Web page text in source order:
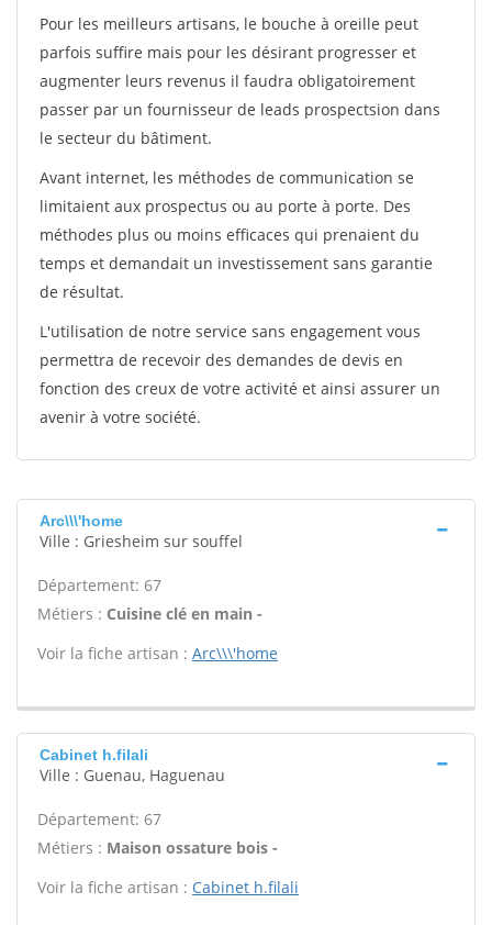
Pour les meilleurs artisans, le bouche à oreille peut
parfois suffire mais pour les désirant progresser et
augmenter leurs revenus il faudra obligatoirement
passer par un fournisseur de leads prospectsion dans
le secteur du bâtiment.
Avant internet, les méthodes de communication se
limitaient aux prospectus ou au porte à porte. Des
méthodes plus ou moins efficaces qui prenaient du
temps et demandait un investissement sans garantie
de résultat.
L'utilisation de notre service sans engagement vous
permettra de recevoir des demandes de devis en
fonction des creux de votre activité et ainsi assurer un
avenir à votre société.
Arc\\\'home
Ville : Griesheim sur souffel
Département: 67
Métiers : Cuisine clé en main -
Voir la fiche artisan : Arc\\\'home
Cabinet h.filali
Ville : Guenau, Haguenau
Département: 67
Métiers : Maison ossature bois -
Voir la fiche artisan : Cabinet h.filali